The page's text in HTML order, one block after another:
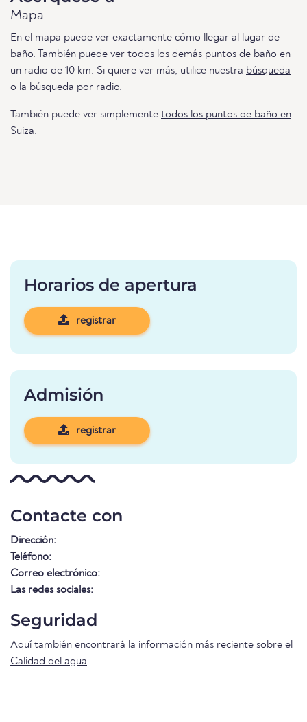
Mapa
En el mapa puede ver exactamente cómo llegar al lugar de
baño. También puede ver todos los demás puntos de baño en
un radio de 10 km. Si quiere ver más, utilice nuestra búsqueda
o la búsqueda por radio.
También puede ver simplemente todos los puntos de baño en
Suiza.
Horarios de apertura
registrar
Admisión
registrar
Contacte con
Dirección:
Teléfono:
Correo electrónico:
Las redes sociales:
Seguridad
Aquí también encontrará la información más reciente sobre el
Calidad del agua.